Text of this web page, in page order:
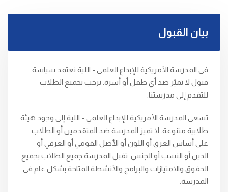
بيان القبول
في المدرسة الأمريكية للإبداع العلمي - اللية نعتمد سياسة
قبول لا تميّز ضد أي طفل أو أسرة. نرحب بجميع الطلاب
للتقدم إلى مدرستنا.
تسعى المدرسة الأمريكية للإبداع العلمي - اللية إلى وجود هيئة
طلابية متنوعة. لا تميز المدرسة ضد المتقدمين أو الطلاب
على أساس العرق أو اللون أو الأصل القومي أو العرقي أو
الدين أو النسب أو الجنس. تقبل المدرسة جميع الطلاب بجميع
الحقوق والامتيازات والبرامج والأنشطة المتاحة بشكل عام في
المدرسة.